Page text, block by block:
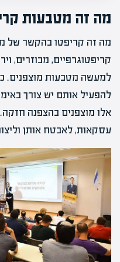
מה זה מטבעות
מה זה קריפטו בהקשר של
קריפטוגרפיים, מבוזרים,
למעשה מטבעות מוצפנים.
להפעיל אותם יש צורך
אלו מוצפנים בהצפנה
עסקאות, לאבטח אותן